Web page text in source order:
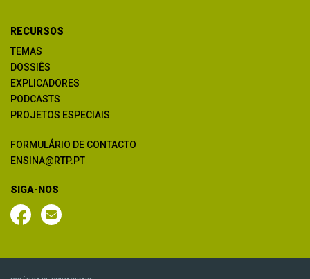
RECURSOS
TEMAS
DOSSIÊS
EXPLICADORES
PODCASTS
PROJETOS ESPECIAIS
FORMULÁRIO DE CONTACTO
ENSINA@RTP.PT
SIGA-NOS